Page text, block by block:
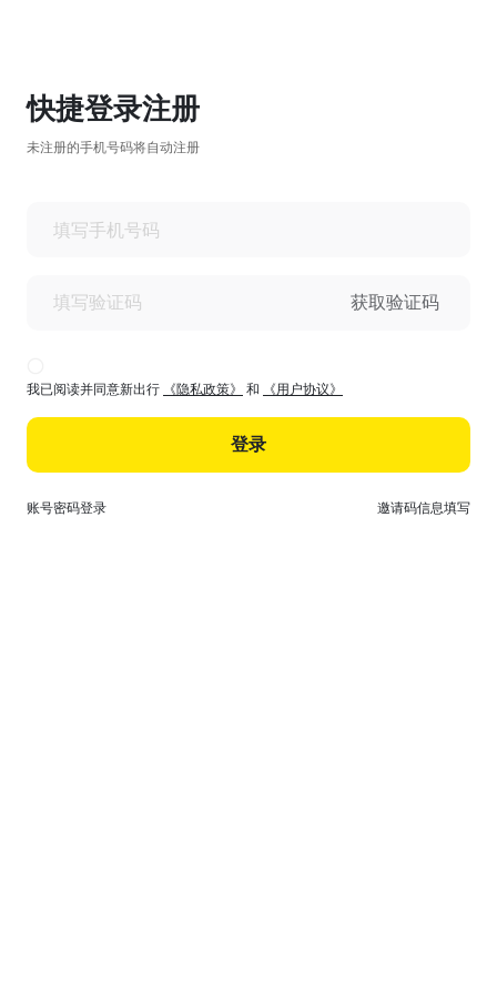
快捷登录注册
未注册的手机号码将自动注册
获取验证码
我已阅读并同意新出行 《隐私政策》 和 《用户协议》
登录
账号密码登录 邀请码信息填写